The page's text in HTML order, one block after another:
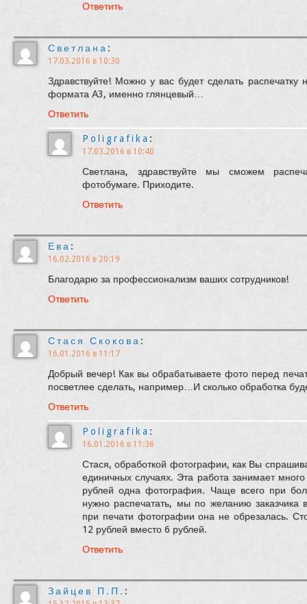
Ответить
Светлана :
17.03.2016 в 10:30
Здравствуйте! Можно у вас будет сделать
формата А3, именно глянцевый…
Ответить
Poligrafika :
17.03.2016 в 10:40
Светлана, здравствуйте мы сможем
фотобумаге. Приходите.
Ответить
Ева :
16.02.2016 в 20:19
Благодарю за профессионализм ваших сотрудников!
Ответить
Стася Скокова :
16.01.2016 в 11:17
Добрый вечер! Как вы обрабатываете фото перед
посветлее сделать, например…И сколько обработка
Ответить
Poligrafika :
16.01.2016 в 11:36
Стася, обработкой фотографии, как Вы
единичных случаях. Эта работа занимает
рублей одна фотография. Чаще всего при
нужно распечатать, мы по желанию
при печати фотографии она не обрезалась.
12 рублей вместо 6 рублей.
Ответить
Зайцев П.П. :